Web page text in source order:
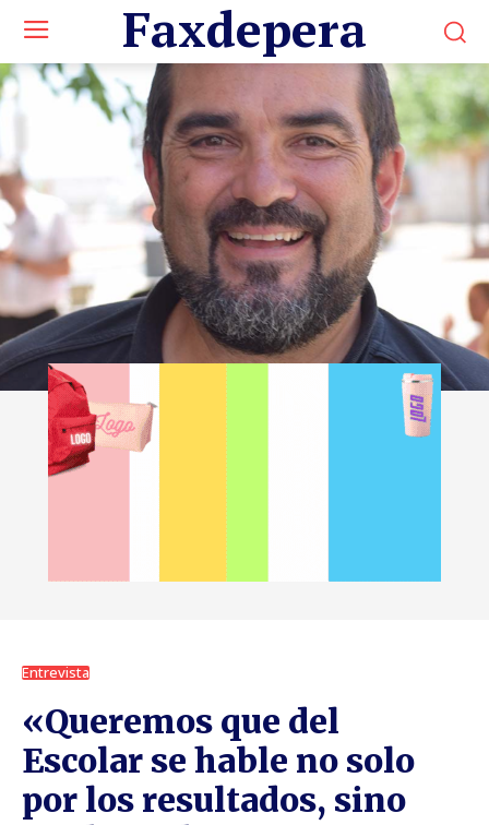
Faxdepera
Entrevista
«Queremos que del
Escolar se hable no solo
por los resultados, sino